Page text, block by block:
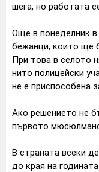
шега, но работата
Още в понеделник
бежанци, които ще
При това в селото
нито полицейски
не е приспособена
Ако решението не
първото
В страната всеки
до края на